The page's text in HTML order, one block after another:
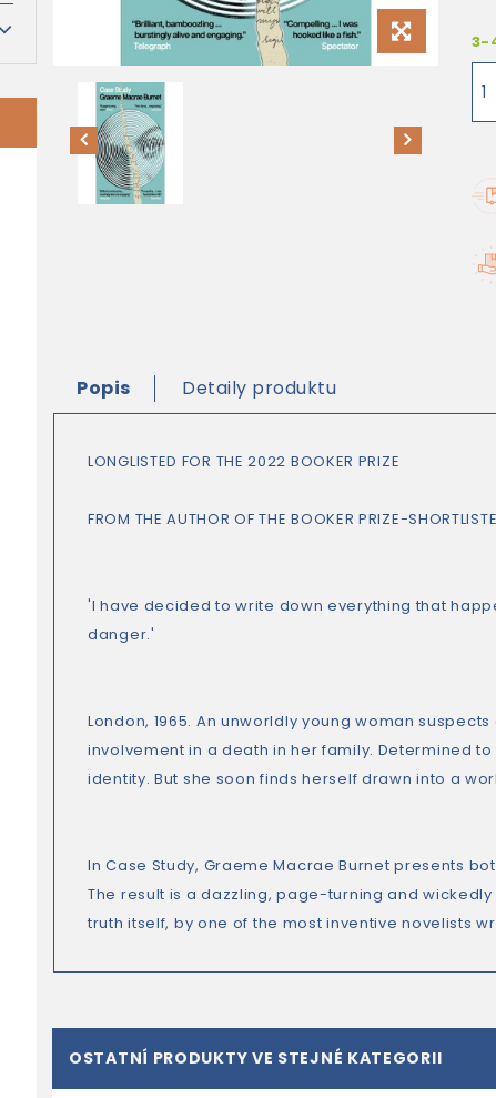
3-
Popis Detaily produktu
LONGLISTED FOR THE 2022 BOOKER PRIZE
FROM THE AUTHOR OF THE BOOKER PRIZE-
'I have decided to write down everything that
danger.'
London, 1965. An unworldly young woman
involvement in a death in her family. Determined
identity. But she soon finds herself drawn into a
In Case Study, Graeme Macrae Burnet presents
The result is a dazzling, page-turning and
truth itself, by one of the most inventive novelists
OSTATNÍ PRODUKTY VE STEJNÉ KATEGORII